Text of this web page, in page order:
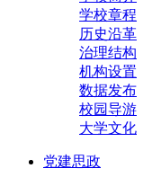
学校章程
历史沿革
治理结构
机构设置
数据发布
校园导游
大学文化
党建思政